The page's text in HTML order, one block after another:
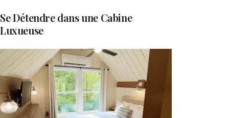
Se Détendre dans une Cabine
Luxueuse